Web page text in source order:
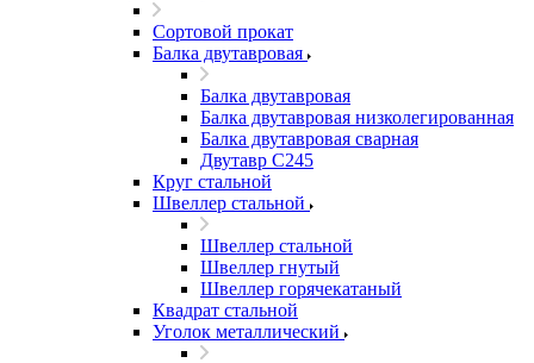
Сортовой прокат
Балка двутавровая
Балка двутавровая
Балка двутавровая низколегированная
Балка двутавровая сварная
Двутавр С245
Круг стальной
Швеллер стальной
Швеллер стальной
Швеллер гнутый
Швеллер горячекатаный
Квадрат стальной
Уголок металлический